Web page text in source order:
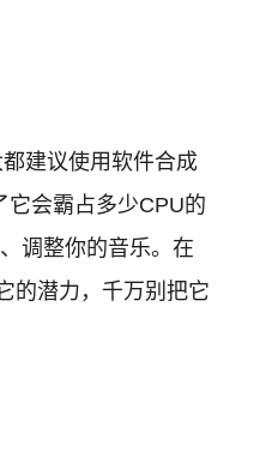
建议使用软件合成
它会霸占多少CPU的
调整你的音乐。在
的潜力，千万别把它